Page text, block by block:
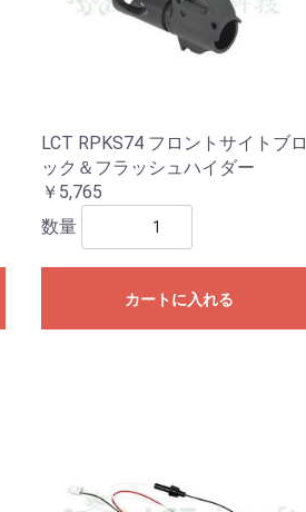
LCT RPKS74 フロントサイトブロ
ック＆フラッシュハイダー
￥5,765
数量
カートに入れる